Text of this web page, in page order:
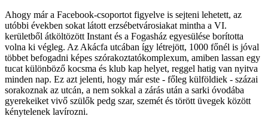
Ahogy már a Facebook-csoportot figyelve is sejteni lehetett, az
utóbbi években sokat látott erzsébetvárosiakat mintha a VI.
kerületből átköltözött Instant és a Fogasház egyesülése borította
volna ki végleg. Az Akácfa utcában így létrejött, 1000 főnél is jóval
többet befogadni képes szórakoztatókomplexum, amiben lassan egy
tucat különböző kocsma és klub kap helyet, reggel hatig van nyitva
minden nap. Ez azt jelenti, hogy már este - főleg külföldiek - százai
sorakoznak az utcán, a nem sokkal a zárás után a sarki óvodába
gyerekeiket vivő szülők pedg szar, szemét és törött üvegek között
kénytelenek lavírozni.